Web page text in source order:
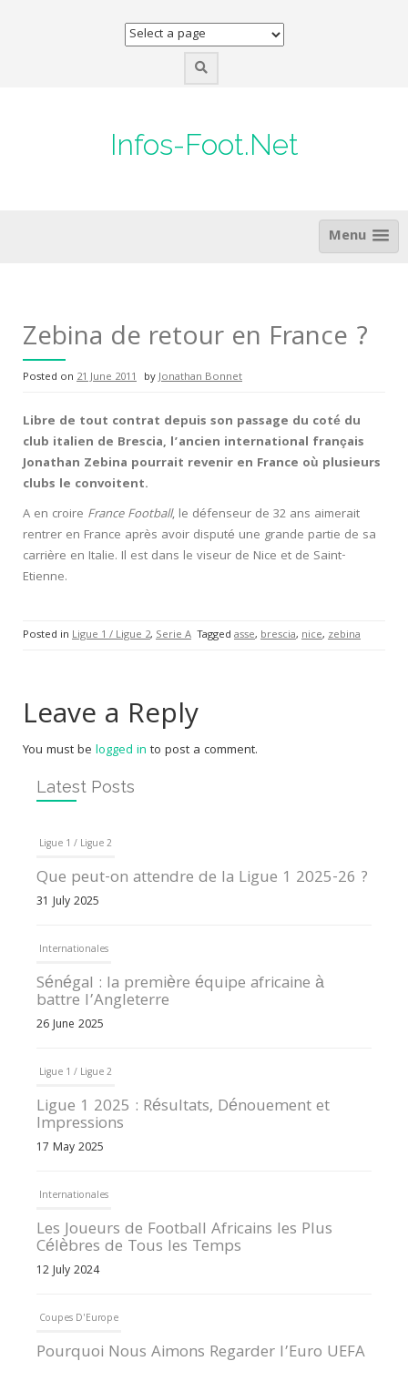
Infos-Foot.Net
Menu
Zebina de retour en France ?
Posted on 21 June 2011 byJonathan Bonnet
Libre de tout contrat depuis son passage du coté du
club italien de Brescia, l’ancien international français
Jonathan Zebina pourrait revenir en France où plusieurs
clubs le convoitent.
A en croire France Football, le défenseur de 32 ans aimerait
rentrer en France après avoir disputé une grande partie de sa
carrière en Italie. Il est dans le viseur de Nice et de Saint-
Etienne.
Posted in Ligue 1 / Ligue 2, Serie A Tagged asse, brescia, nice, zebina
Leave a Reply
You must be logged in to post a comment.
Latest Posts
Ligue 1 / Ligue 2
Que peut-on attendre de la Ligue 1 2025-26 ?
31 July 2025
Internationales
Sénégal : la première équipe africaine à
battre l’Angleterre
26 June 2025
Ligue 1 / Ligue 2
Ligue 1 2025 : Résultats, Dénouement et
Impressions
17 May 2025
Internationales
Les Joueurs de Football Africains les Plus
Célèbres de Tous les Temps
12 July 2024
Coupes D'Europe
Pourquoi Nous Aimons Regarder l’Euro UEFA